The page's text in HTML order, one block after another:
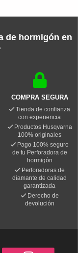
de hormigón en
COMPRA SEGURA
Tienda de confianza
con experiencia
Productos Husqvarna
100% originales
Pago 100% seguro
de tu Perforadora de
hormigón
Perforadoras de
diamante de calidad
garantizada
Derecho de
devolución